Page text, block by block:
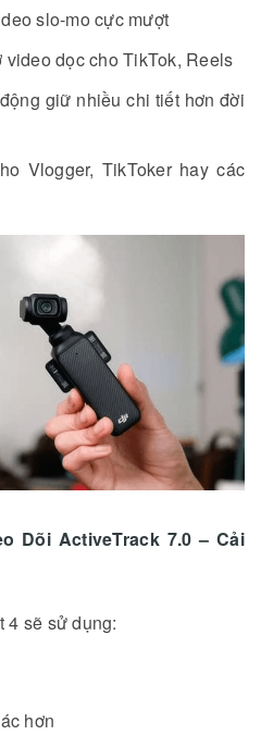
slo-mo cực mượt
dọc cho TikTok, Reels
giữ nhiều chi tiết hơn đời
Vlogger, TikToker hay các
Dõi ActiveTrack 7.0 – Cải
4 sẽ sử dụng:
hơn